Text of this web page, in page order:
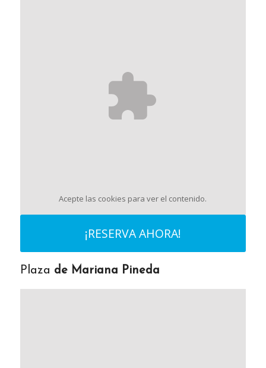
Acepte las cookies para ver el contenido.
¡RESERVA AHORA!
Plaza de Mariana Pineda